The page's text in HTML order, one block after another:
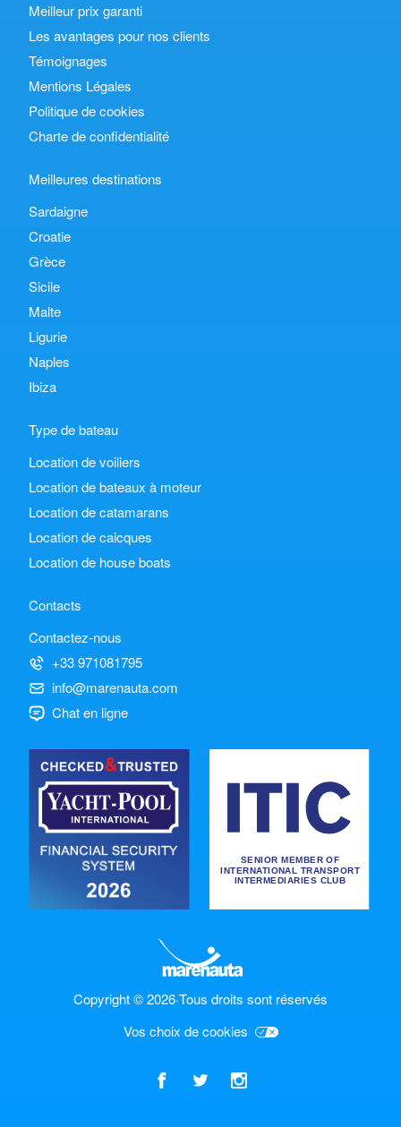
Meilleur prix garanti
Les avantages pour nos clients
Témoignages
Mentions Légales
Politique de cookies
Charte de confidentialité
Meilleures destinations
Sardaigne
Croatie
Grèce
Sicile
Malte
Ligurie
Naples
Ibiza
Type de bateau
Location de voiliers
Location de bateaux à moteur
Location de catamarans
Location de caicques
Location de house boats
Contacts
Contactez-nous
+33 971081795
info@marenauta.com
Chat en ligne
Copyright © 2026·Tous droits sont réservés
Vos choix de cookies